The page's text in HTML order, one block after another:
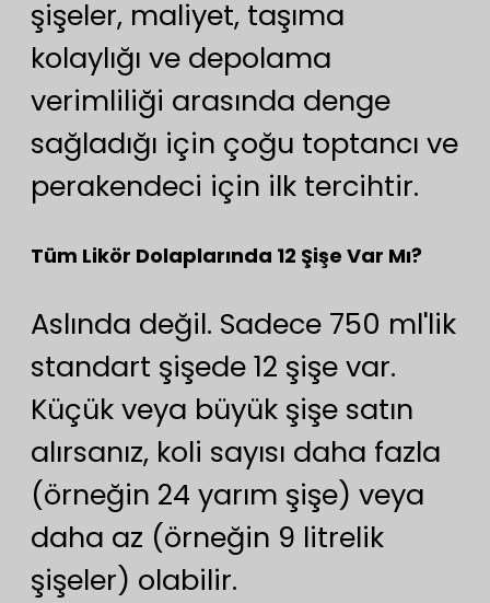
şişeler, maliyet, taşıma
kolaylığı ve depolama
verimliliği arasında denge
sağladığı için çoğu toptancı ve
perakendeci için ilk tercihtir.
Tüm Likör Dolaplarında 12 Şişe Var Mı?
Aslında değil. Sadece 750 ml'lik
standart şişede 12 şişe var.
Küçük veya büyük şişe satın
alırsanız, koli sayısı daha fazla
(örneğin 24 yarım şişe) veya
daha az (örneğin 9 litrelik
şişeler) olabilir.